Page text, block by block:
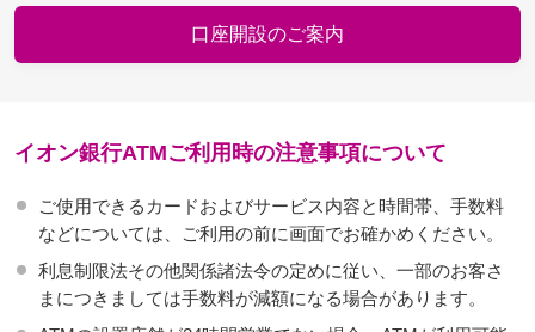
口座開設のご案内
イオン銀行ATMご利用時の注意事項について
ご使用できるカードおよびサービス内容と時間帯、手数料
などについては、ご利用の前に画面でお確かめください。
利息制限法その他関係諸法令の定めに従い、一部のお客さ
まにつきましては手数料が減額になる場合があります。